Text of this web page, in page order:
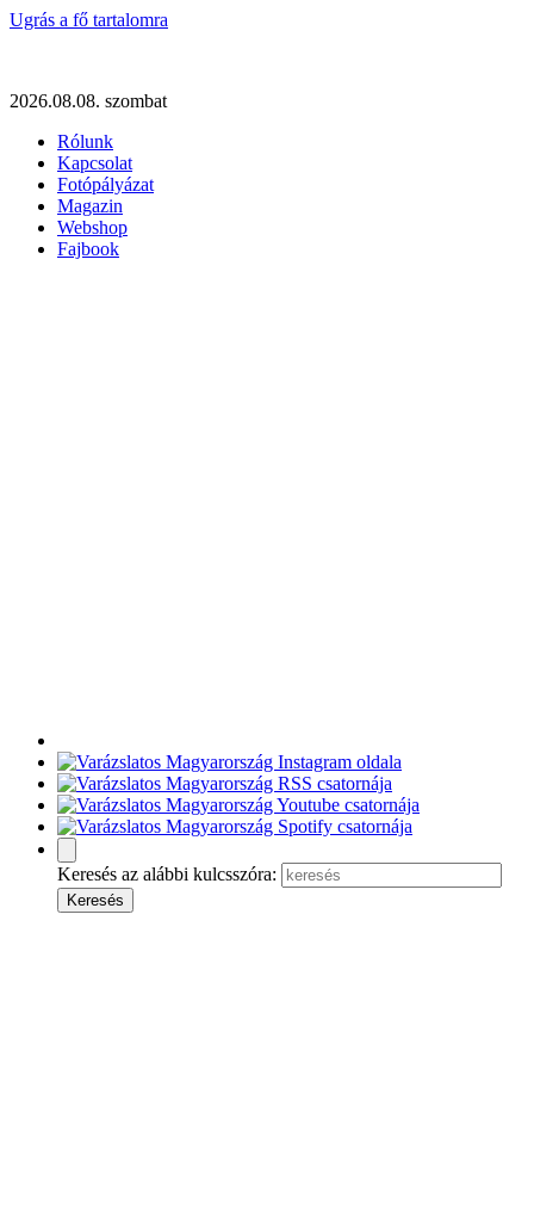
Ugrás a fő tartalomra
2026.08.08. szombat
Rólunk
Kapcsolat
Fotópályázat
Magazin
Webshop
Fajbook
Keresés az alábbi kulcsszóra: